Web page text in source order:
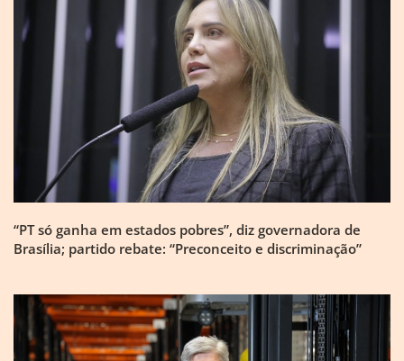
“PT só ganha em estados pobres”, diz governadora de
Brasília; partido rebate: “Preconceito e discriminação”